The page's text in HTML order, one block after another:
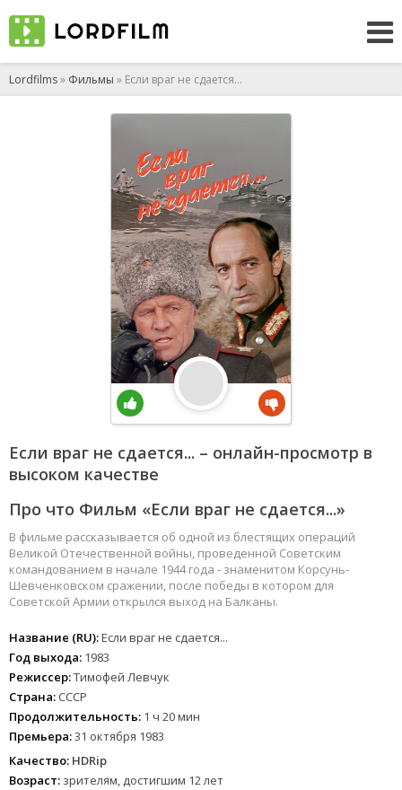
Lordfilms» Фильмы » Если враг не сдается...
Если враг не сдается... – онлайн-просмотр в
высоком качестве
Про что Фильм «Если враг не сдается...»
В фильме рассказывается об одной из блестящих операций
Великой Отечественной войны, проведенной Советским
командованием в начале 1944 года - знаменитом Корсунь-
Шевченковском сражении, после победы в котором для
Советской Армии открылся выход на Балканы.
Название (RU):Если враг не сдается...
Год выхода: 1983
Режиссер:Тимофей Левчук
Страна: СССР
Продолжительность: 1 ч 20 мин
Премьера:31 октября 1983
Качество: HDRip
Возраст: зрителям, достигшим 12 лет